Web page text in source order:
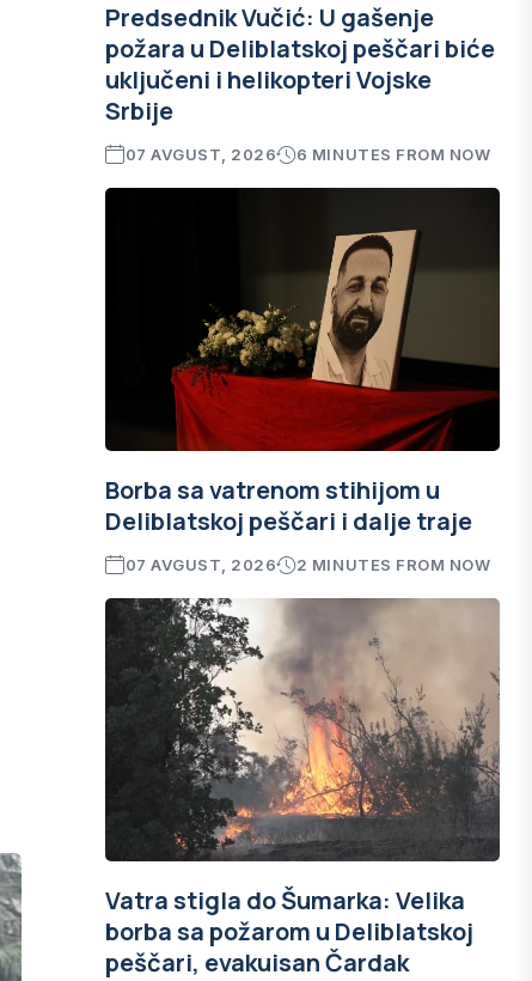
Predsednik Vučić: U gašenje
požara u Deliblatskoj peščari biće
uključeni i helikopteri Vojske
Srbije
07 AVGUST, 2026 6 MINUTES FROM NOW
Borba sa vatrenom stihijom u
Deliblatskoj peščari i dalje traje
07 AVGUST, 2026 2 MINUTES FROM NOW
Vatra stigla do Šumarka: Velika
borba sa požarom u Deliblatskoj
peščari, evakuisan Čardak